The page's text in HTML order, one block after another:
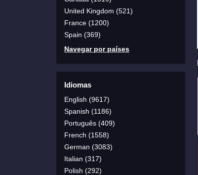
United Kingdom (521)
France (1200)
Spain (369)
Navegar por países
Idiomas
English (9617)
Spanish (1186)
Português (409)
French (1558)
German (3083)
Italian (317)
Polish (292)